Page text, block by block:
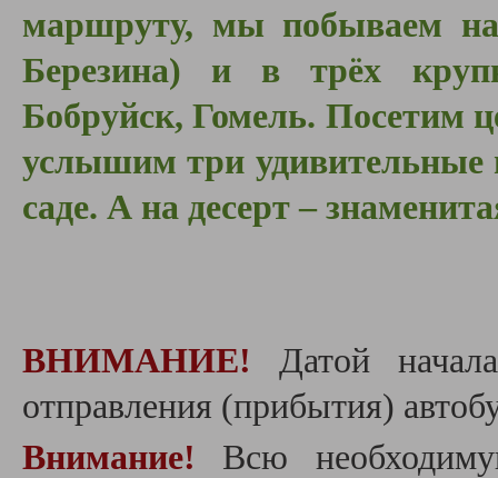
маршруту, мы побываем
Березина) и в трёх
Бобруйск, Гомель. Посетим
услышим три удивительные
саде. А на десерт –
ВНИМАНИЕ!
Датой
отправления (прибытия)
Внимание!
Всю